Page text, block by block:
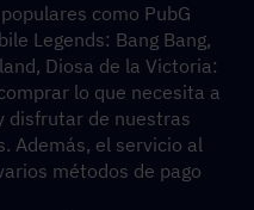
como PubG
Legends: Bang Bang,
Diosa de la Victoria:
lo que necesita a
disfrutar de nuestras
Además, el servicio al
métodos de pago